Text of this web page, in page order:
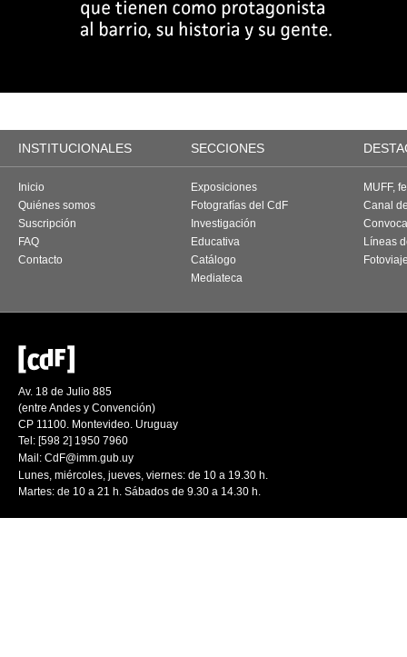
INSTITUCIONALES SECCIONES
Inicio
Quiénes somos
Suscripción
FAQ
Contacto
Exposiciones
Fotografías del CdF
Investigación
Educativa
Catálogo
Mediateca
MUFF,
Canal
Líneas
Av. 18 de Julio 885
(entre Andes y Convención)
CP 11100. Montevideo. Uruguay
Tel: [598 2] 1950 7960
Mail: CdF@imm.gub.uy
Lunes, miércoles, jueves, viernes: de 10 a 19.30 h.
Martes: de 10 a 21 h. Sábados de 9.30 a 14.30 h.